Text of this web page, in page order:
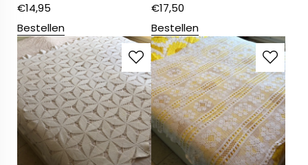
€14,95
Bestellen
€17,50
Bestellen